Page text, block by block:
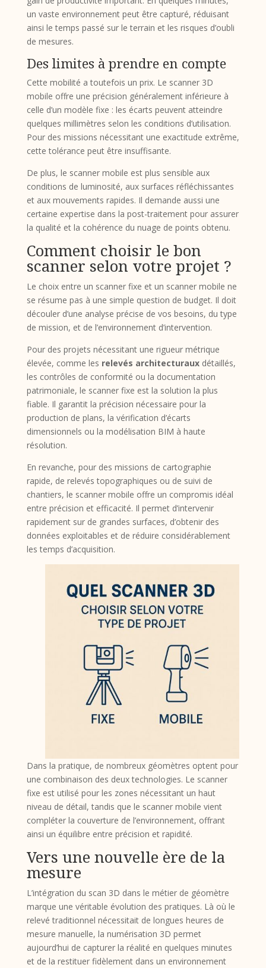
un vaste environnement peut être capturé, réduisant
ainsi le temps passé sur le terrain et les risques d’oubli
de mesures.
Des limites à prendre en compte
Cette mobilité a toutefois un prix. Le scanner 3D
mobile offre une précision généralement inférieure à
celle d’un modèle fixe : les écarts peuvent atteindre
quelques millimètres selon les conditions d’utilisation.
Pour des missions nécessitant une exactitude extrême,
cette tolérance peut être insuffisante.
De plus, le scanner mobile est plus sensible aux
conditions de luminosité, aux surfaces réfléchissantes
et aux mouvements rapides. Il demande aussi une
certaine expertise dans la post-traitement pour assurer
la qualité et la cohérence du nuage de points obtenu.
Comment choisir le bon
scanner selon votre projet ?
Le choix entre un scanner fixe et un scanner mobile ne
se résume pas à une simple question de budget. Il doit
découler d’une analyse précise de vos besoins, du type
de mission, et de l’environnement d’intervention.
Pour des projets nécessitant une rigueur métrique
élevée, comme les relevés architecturauxdétaillés,
les contrôles de conformité ou la documentation
patrimoniale, le scanner fixe est la solution la plus
fiable. Il garantit la précision nécessaire pour la
production de plans, la vérification d’écarts
dimensionnels ou la modélisation BIM à haute
résolution.
En revanche, pour des missions de cartographie
rapide, de relevés topographiques ou de suivi de
chantiers, le scanner mobile offre un compromis idéal
entre précision et efficacité. Il permet d’intervenir
rapidement sur de grandes surfaces, d’obtenir des
données exploitables et de réduire considérablement
les temps d’acquisition.
Dans la pratique, de nombreux géomètres optent pour
une combinaison des deux technologies. Le scanner
fixe est utilisé pour les zones nécessitant un haut
niveau de détail, tandis que le scanner mobile vient
compléter la couverture de l’environnement, offrant
ainsi un équilibre entre précision et rapidité.
Vers une nouvelle ère de la
mesure
L’intégration du scan 3D dans le métier de géomètre
marque une véritable évolution des pratiques. Là où le
relevé traditionnel nécessitait de longues heures de
mesure manuelle, la numérisation 3D permet
aujourd’hui de capturer la réalité en quelques minutes
et de la restituer fidèlement dans un environnement